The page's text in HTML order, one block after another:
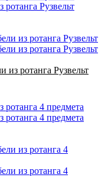
из ротанга Рузвельт